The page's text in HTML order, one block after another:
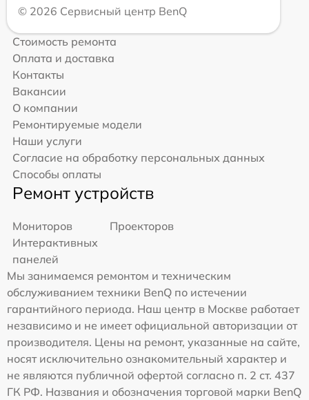
© 2026 Сервисный центр BenQ
Стоимость ремонта
Оплата и доставка
Контакты
Вакансии
О компании
Ремонтируемые модели
Наши услуги
Согласие на обработку персональных данных
Способы оплаты
Ремонт устройств
Мониторов
Проекторов
Интерактивных
панелей
Мы занимаемся ремонтом и техническим
обслуживанием техники BenQ по истечении
гарантийного периода. Наш центр в Москве работает
независимо и не имеет официальной авторизации от
производителя. Цены на ремонт, указанные на сайте,
носят исключительно ознакомительный характер и
не являются публичной офертой согласно п. 2 ст. 437
ГК РФ. Названия и обозначения торговой марки BenQ